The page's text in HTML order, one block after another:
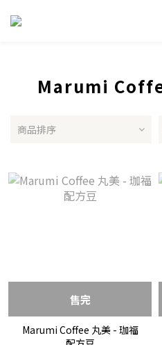
Marumi
商品排序
售完
Marumi Coffee 丸美 - 珈福